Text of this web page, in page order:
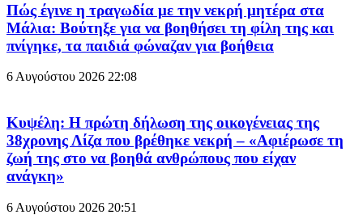
Πώς έγινε η τραγωδία με την νεκρή μητέρα στα
Μάλια: Βούτηξε για να βοηθήσει τη φίλη της και
πνίγηκε, τα παιδιά φώναζαν για βοήθεια
6 Αυγούστου 2026 22:08
Κυψέλη: Η πρώτη δήλωση της οικογένειας της
38χρονης Λίζα που βρέθηκε νεκρή – «Αφιέρωσε τη
ζωή της στο να βοηθά ανθρώπους που είχαν
ανάγκη»
6 Αυγούστου 2026 20:51